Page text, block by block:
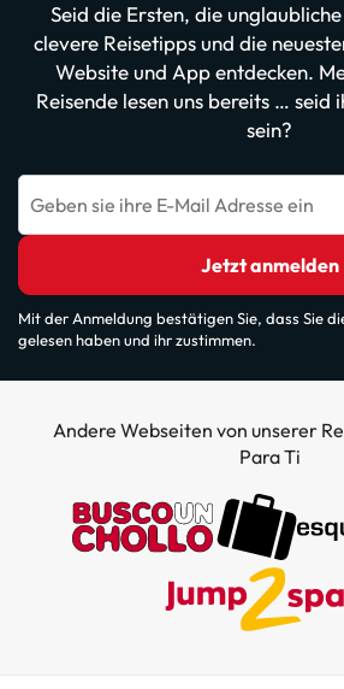
Seid die Ersten, die
clevere Reisetipps und die
Website und App entdecken.
Reisende lesen uns bereits … seid
sein?
Geben sie ihre E-Mail Adresse ein
Jetzt anmelden
Mit der Anmeldung bestätigen Sie, dass Sie
gelesen haben und ihr zustimmen.
Andere Webseiten von unserer
Para Ti